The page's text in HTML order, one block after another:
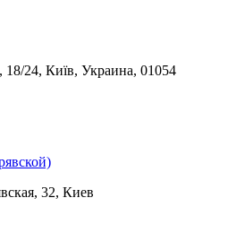
18/24, Київ, Украина, 01054
32, Киев